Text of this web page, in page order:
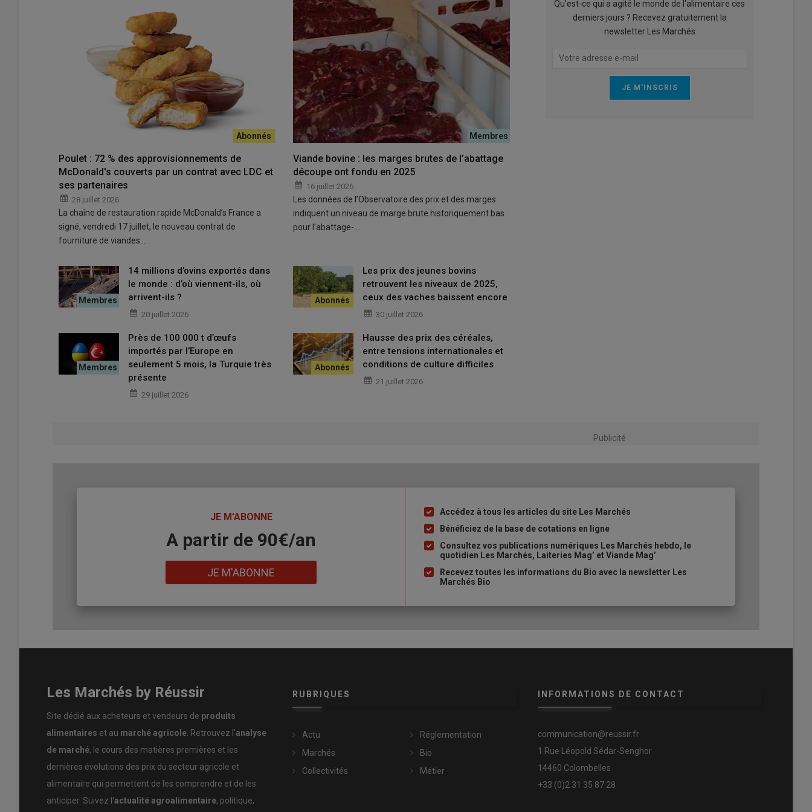
Le Brésil veut diversifier ses débouchés
Les exportateurs brésiliens espèrent se voir ouvrir le marché japonais afin de trouver un nouveau débouché pour une
partie de leurs produits. L’Abiec était, fin avril à l’offensive à Singapour ou un salon où elle déclare avoir réalisé 25
millions de dollars de vente en 4 jours. De plus, les négociations qui ont débuté lors de l'événement devraient générer
environ 115 millions de dollars supplémentaires au cours des 12 prochains mois.
Viande, volaille : Le Brésil sera-t-il prêt pour exporter vers l’UE en septembre ? Les industriels
sont confiants
Mais c’est surtout sur la consommation intérieure que compte la filière viande brésilienne pour écouler les volumes.
Poulet : 72 % des approvisionnements de
McDonald's couverts par un contrat avec LDC et
ses partenaires
28 juillet 2026
La chaîne de restauration rapide McDonald’s France a
signé, vendredi 17 juillet, le nouveau contrat de
fourniture de viandes…
Viande bovine : les marges brutes de l’abattage
découpe ont fondu en 2025
16 juillet 2026
Les données de l’Observatoire des prix et des marges
indiquent un niveau de marge brute historiquement bas
pour l’abattage-…
14 millions d’ovins exportés dans
le monde : d’où viennent-ils, où
arrivent-ils ?
20 juillet 2026
Les prix des jeunes bovins
retrouvent les niveaux de 2025,
ceux des vaches baissent encore
30 juillet 2026
Près de 100 000 t d’œufs
importés par l’Europe en
seulement 5 mois, la Turquie très
présente
29 juillet 2026
Hausse des prix des céréales,
entre tensions internationales et
conditions de culture difficiles
21 juillet 2026
Qu’est-ce qui a agité le monde de l'alimentaire ces
derniers jours ? Recevez gratuitement la
newsletter Les Marchés
Publicité
JE M'ABONNE
A partir de 90€/an
JE M'ABONNE
Liste
à
puce
Accédez à tous les articles du site Les Marchés
Bénéficiez de la base de cotations en ligne
Consultez vos publications numériques Les Marchés hebdo, le
quotidien Les Marchés, Laiteries Mag’ et Viande Mag’
Recevez toutes les informations du Bio avec la newsletter Les
Marchés Bio
Les Marchés by Réussir
Site dédié aux acheteurs et vendeurs de produits
alimentaires et au marché agricole . Retrouvez l'analyse
de marché, le cours des matières premières et les
dernières évolutions des prix du secteur agricole et
alimentaire qui permettent de les comprendre et de les
anticiper. Suivez l'actualité agroalimentaire, politique,
RUBRIQUES
Actu
Marchés
Collectivités
Réglementation
Bio
Métier
INFORMATIONS DE CONTACT
communication@reussir.fr
1 Rue Léopold Sédar-Senghor
14460 Colombelles
+33 (0)2 31 35 87 28